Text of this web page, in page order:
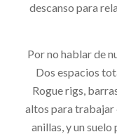
descanso para
Por no hablar de
Dos espacios
Roguerigs ,
altos para trabajar
anillas, yun suelo